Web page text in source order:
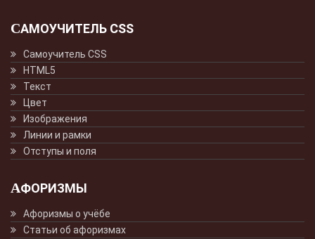
САМОУЧИТЕЛЬ CSS
Самоучитель CSS
HTML5
Текст
Цвет
Изображения
Линии и рамки
Отступы и поля
АФОРИЗМЫ
Афоризмы о учёбе
Статьи об афоризмах